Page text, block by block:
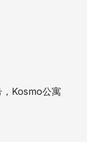
，Kosmo公寓